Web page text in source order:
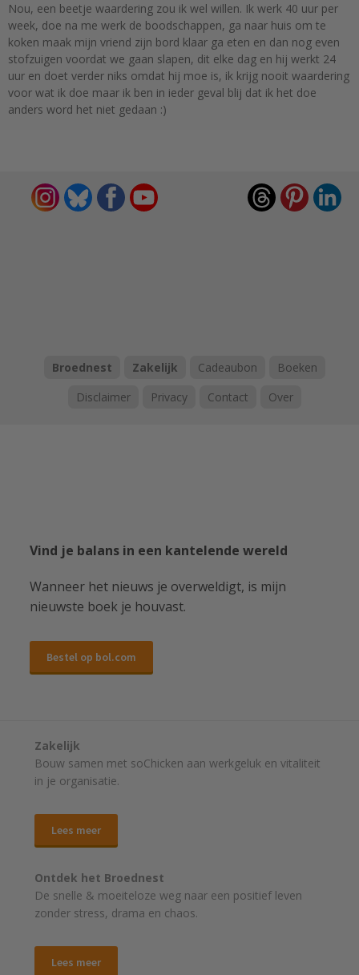
Nou, een beetje waardering zou ik wel willen. Ik werk 40 uur per
week, doe na me werk de boodschappen, ga naar huis om te
koken maak mijn vriend zijn bord klaar ga eten en dan nog even
stofzuigen voordat we gaan slapen, dit elke dag en hij werkt 24
uur en doet verder niks omdat hij moe is, ik krijg nooit waardering
voor wat ik doe maar ik ben in ieder geval blij dat ik het doe
anders word het niet gedaan :)
Broednest Zakelijk Cadeaubon
Boeken
Disclaimer
Privacy Contact Over
Vind je balans in een kantelende wereld
Wanneer het nieuws je overweldigt, is mijn
nieuwste boek je houvast.
Bestel op bol.com
Zakelijk
Bouw samen met soChicken aan werkgeluk en vitaliteit
in je organisatie.
Lees meer
Ontdek het Broednest
De snelle & moeiteloze weg naar een positief leven
zonder stress, drama en chaos.
Lees meer